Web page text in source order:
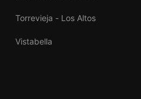
Torrevieja - Los Altos
Vistabella